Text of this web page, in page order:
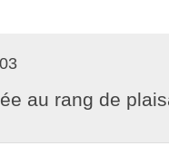
au rang de